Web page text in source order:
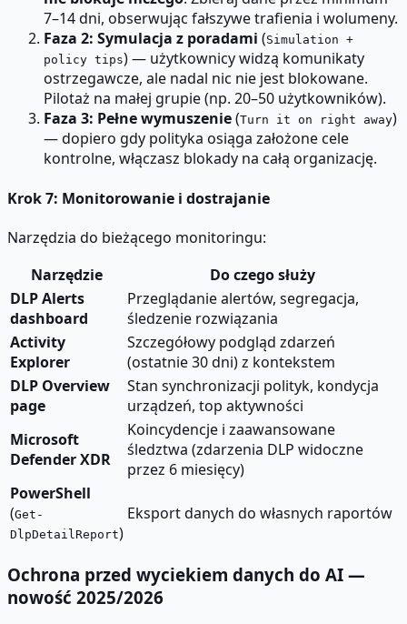
7–14 dni, obserwując fałszywe trafienia i wolumeny.
Faza 2: Symulacja z poradami (Simulation +
policy tips) — użytkownicy widzą komunikaty
ostrzegawcze, ale nadal nic nie jest blokowane.
Pilotaż na małej grupie (np. 20–50 użytkowników).
Faza 3: Pełne wymuszenie(Turn it on right away)
— dopiero gdy polityka osiąga założone cele
kontrolne, włączasz blokady na całą organizację.
Krok 7: Monitorowanie i dostrajanie
Narzędzia do bieżącego monitoringu:
Narzędzie
Do czego służy
DLP Alerts
dashboard
Przeglądanie alertów, segregacja,
śledzenie rozwiązania
Activity
Explorer
Szczegółowy podgląd zdarzeń
(ostatnie 30 dni) z kontekstem
DLP Overview
page
Stan synchronizacji polityk, kondycja
urządzeń, top aktywności
Microsoft
Defender XDR
Koincydencje i zaawansowane
śledztwa (zdarzenia DLP widoczne
przez 6 miesięcy)
PowerShell
(Get-
DlpDetailReport)
Eksport danych do własnych raportów
Ochrona przed wyciekiem danych do AI —
nowość 2025/2026